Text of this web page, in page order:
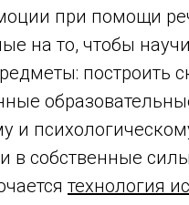
при помощи
на то, чтобы
построить
и
в собственные
технология